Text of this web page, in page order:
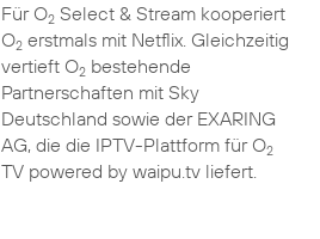
Für O2Select & Stream kooperiert
O2erstmals mit Netflix. Gleichzeitig
vertieft O2bestehende
Partnerschaften mit Sky
Deutschland sowie der EXARING
AG, die die IPTV-Plattform für O2
TV powered by waipu.tv liefert.